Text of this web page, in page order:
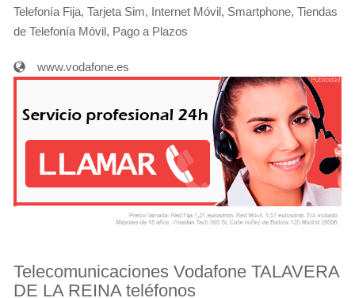
Telefonía Fija, Tarjeta Sim, Internet Móvil, Smartphone, Tiendas
de Telefonía Móvil, Pago a Plazos
www.vodafone.es
Telecomunicaciones Vodafone TALAVERA
DE LA REINA teléfonos